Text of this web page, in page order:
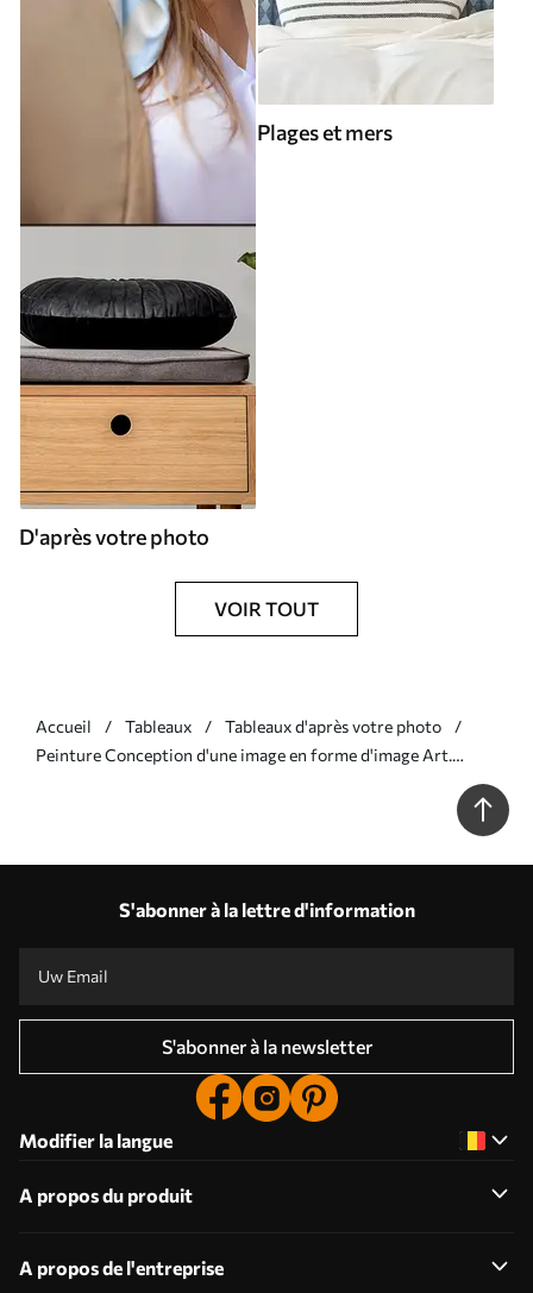
D'après votre photo
Plages et mers
VOIR TOUT
Accueil Tableaux
Tableaux d'après votre photo
Peinture Conception d'une image en forme d'image Art.
S'abonner à la lettre d'information
S'abonner à la newsletter
Modifier la langue
A propos du produit
A propos de l'entreprise